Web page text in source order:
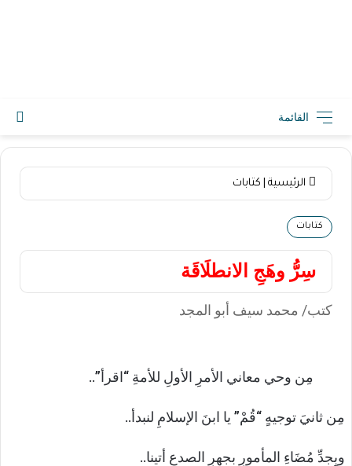
القائمة
الرئيسية كتابات
كتابات
سِرُّ وهَجِ الانطلَاقَة
كتب/ محمد سيف أبو المجد
مِن وحي معاني الأمرِ الأولِ للأمةِ “اقرأ”..
مِن ثانيَ توجيهٍ “قُمْ” يا ابنَ الإسلامِ لنبدأ..
وبِجدِّ مُضَاءِ المأمورِ بجهرِ الصدعِ أتينا..